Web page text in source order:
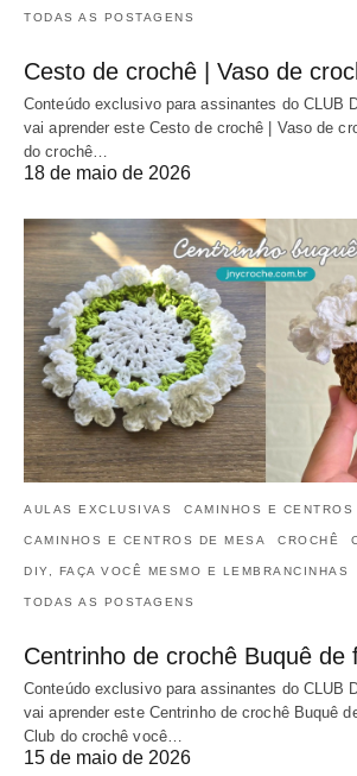
TODAS AS POSTAGENS
Cesto de crochê | Vaso de
Conteúdo exclusivo para assinantes do CLUB
vai aprender este Cesto de crochê | Vaso de
do crochê…
18 de maio de 2026
AULAS EXCLUSIVAS CAMINHOS E CENTROS
CAMINHOS E CENTROS DE MESA CROCHÊ
DIY, FAÇA VOCÊ MESMO E LEMBRANCINHAS
TODAS AS POSTAGENS
Centrinho de crochê Buquê de
Conteúdo exclusivo para assinantes do CLUB
vai aprender este Centrinho de crochê Buquê
Club do crochê você…
15 de maio de 2026